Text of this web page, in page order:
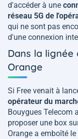
d'accéder à une
réseau 5G de
qui ne sont pas
d'une connexion
Dans la lignée
Orange
Si Free venait à
opérateur du
Bouygues Telecom
proposer une box
Orange a emboîté